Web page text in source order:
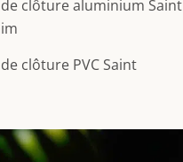
de clôture aluminium Saint
clôture PVC Saint